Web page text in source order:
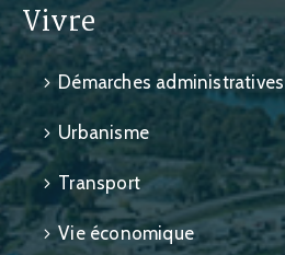
Vivre
Démarches administratives
Urbanisme
Transport
Vie économique